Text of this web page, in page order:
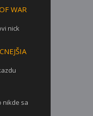
WAR
nick
nikde sa